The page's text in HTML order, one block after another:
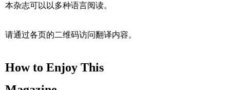
本杂志可以以多种语言阅读。
请通过各页的二维码访问翻译内容。
How to Enjoy This